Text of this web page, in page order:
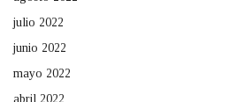
julio 2022
junio 2022
mayo 2022
abril 2022